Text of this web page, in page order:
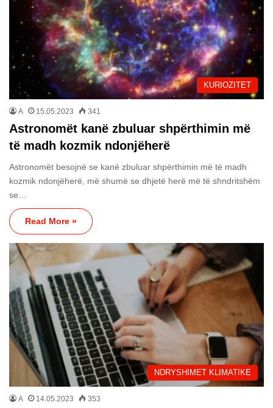
KURIOZITET
A 15.05.2023 341
Astronomët kanë zbuluar shpërthimin më
të madh kozmik ndonjëherë
Astronomët besojnë se kanë zbuluar shpërthimin më të madh
kozmik ndonjëherë, më shumë se dhjetë herë më të shndritshëm
se…
Read More »
NDRYSHIMET KLIMATIKE
A 14.05.2023 353